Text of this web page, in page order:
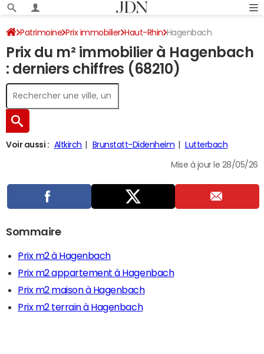
Patrimoine Prix immobilier Haut-Rhin Hagenbach
Prix du m² immobilier à Hagenbach
: derniers chiffres (68210)
Voir aussi : Altkirch Brunstatt-Didenheim Lutterbach
Mise à jour le 28/05/26
Sommaire
Prix m2 à Hagenbach
Prix m2 appartement à Hagenbach
Prix m2 maison à Hagenbach
Prix m2 terrain à Hagenbach